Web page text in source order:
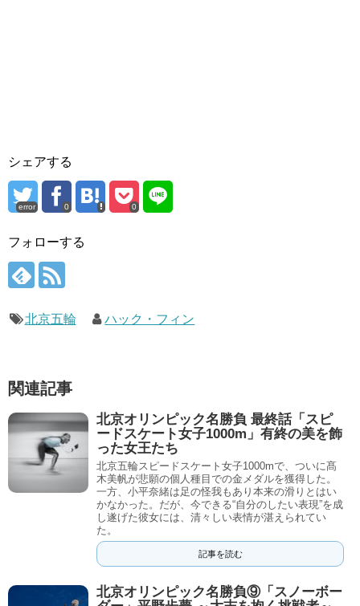
シェアする
error 0 0
フォローする
北京五輪 ハック・フィン
関連記事
北京オリンピック名勝負 最終話「スピ
ードスケート女子1000m」有終の美を飾
った女王たち
北京五輪スピードスケート女子1000mで、ついに髙
木美帆が悲願の個人種目での金メダルを獲得した。
一方、小平奈緒は足の怪我もあり本来の滑りとはい
かなかった。だが、今できる“自分のしたい表現”を成
し遂げた彼女には、清々しい表情が湛えられてい
た。
記事を読む
北京オリンピック名勝負⑨「スノーボー